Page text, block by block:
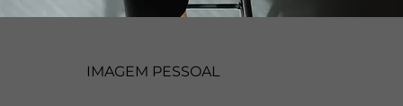
IMAGEM PESSOAL